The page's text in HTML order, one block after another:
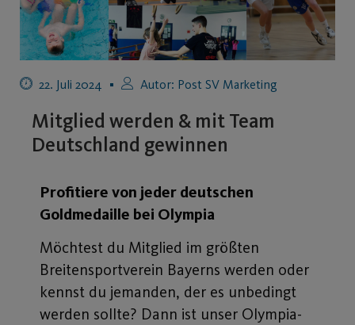
22. Juli 2024 Autor: Post SV Marketing
Mitglied werden & mit Team
Deutschland gewinnen
Profitiere von jeder deutschen
Goldmedaille bei Olympia
Möchtest du Mitglied im größten
Breitensportverein Bayerns werden oder
kennst du jemanden, der es unbedingt
werden sollte? Dann ist unser Olympia-